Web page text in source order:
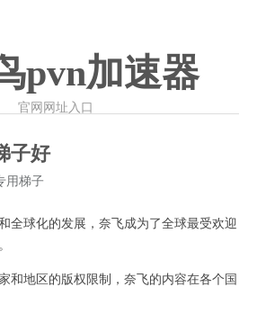
pvn加速器
官网网址入口
子好
用梯子
球化的发展，奈飞成为了全球最受欢迎
地区的版权限制，奈飞的内容在各个国